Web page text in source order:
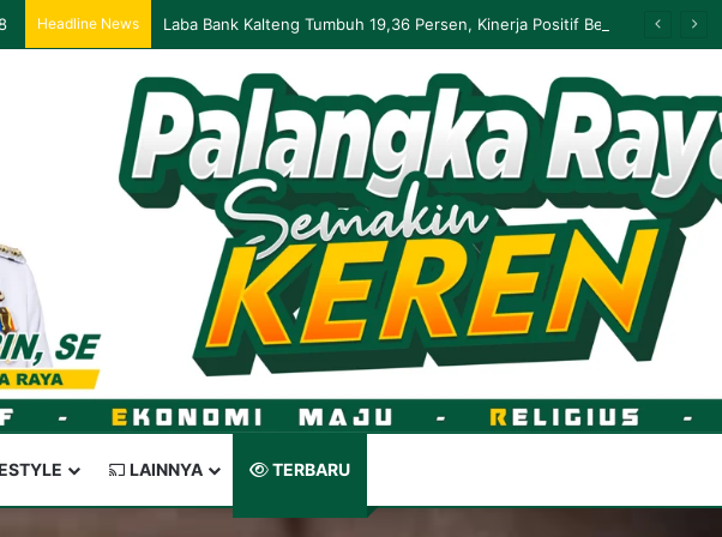
Headline News
LAINNYA TERBARU